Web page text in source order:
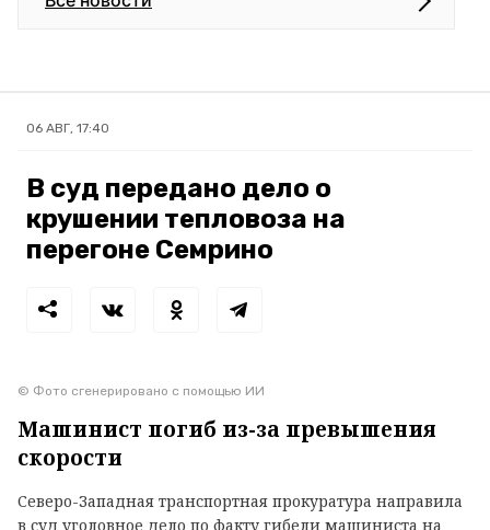
06 АВГ, 17:40
В суд передано дело о
крушении тепловоза на
перегоне Семрино
© Фото сгенерировано с помощью ИИ
Машинист погиб из-за превышения
скорости
Северо-Западная транспортная прокуратура направила
в суд уголовное дело по факту гибели машиниста на